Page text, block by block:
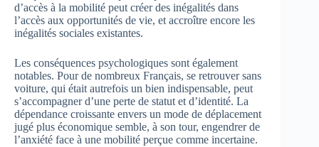
d’accès à la mobilité peut créer des inégalités dans
l’accès aux opportunités de vie, et accroître encore les
inégalités sociales existantes.
Les conséquences psychologiques sont également
notables. Pour de nombreux Français, se retrouver sans
voiture, qui était autrefois un bien indispensable, peut
s’accompagner d’une perte de statut et d’identité. La
dépendance croissante envers un mode de déplacement
jugé plus économique semble, à son tour, engendrer de
l’anxiété face à une mobilité perçue comme incertaine.